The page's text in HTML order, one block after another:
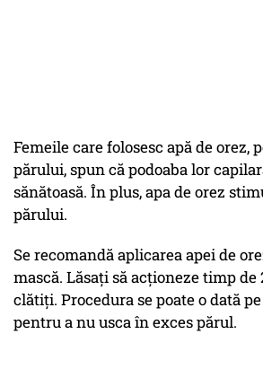
Femeile care folosesc apă de orez,
părului, spun că podoaba lor
sănătoasă. În plus, apa de orez
părului.
Se recomandă aplicarea apei de
mască. Lăsați să acționeze timp de
clătiți. Procedura se poate o dată
pentru a nu usca în exces părul.